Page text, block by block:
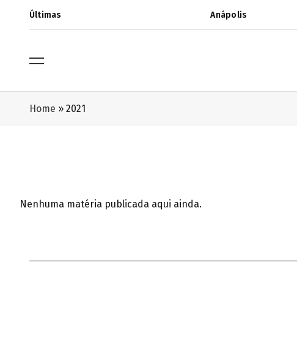
Últimas Anápolis
Home » 2021
Nenhuma matéria publicada aqui ainda.